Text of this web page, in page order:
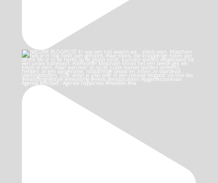
Agenda felicidad - Agenda happiness #freedom #ha